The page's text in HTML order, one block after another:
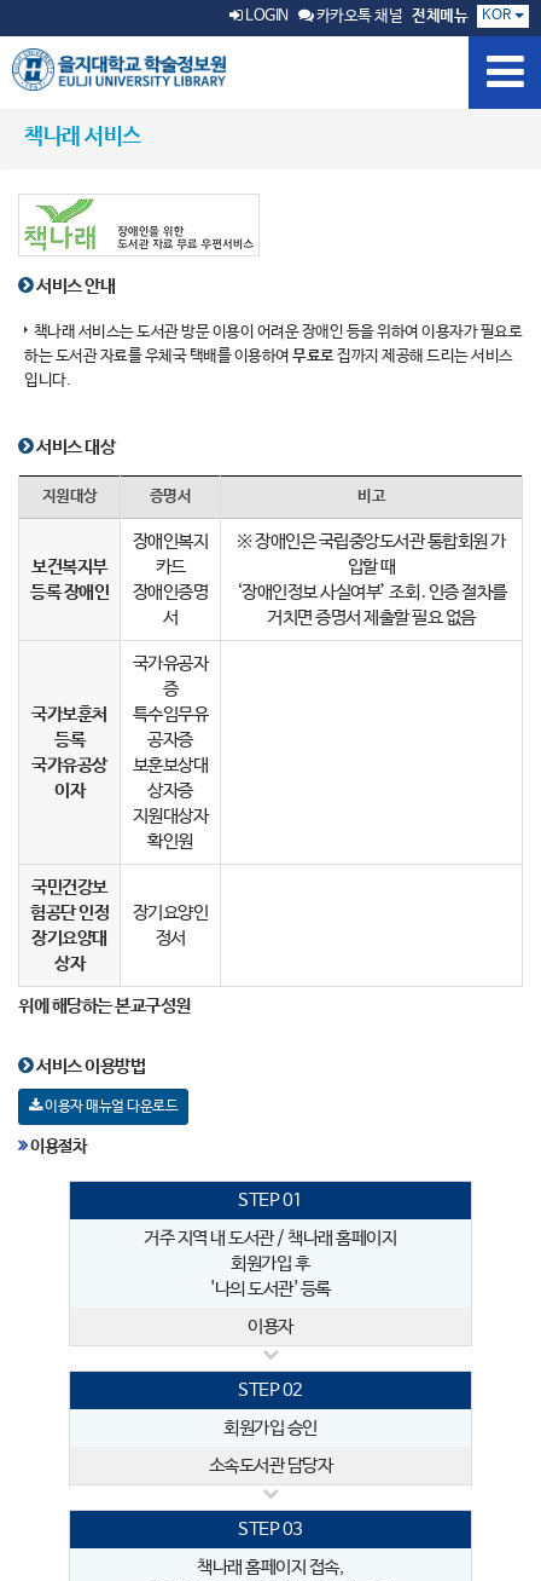
LOGIN 카카오톡 채널 전체메뉴 KOR
책나래 서비스
서비스 안내
책나래 서비스는 도서관 방문 이용이 어려운 장애인 등을 위하여 이용자가 필요로
하는 도서관 자료를 우체국 택배를 이용하여 무료로집까지 제공해 드리는 서비스
입니다.
서비스 대상
지원대상 증명서 비고
보건복지부
등록 장애인
장애인복지
카드
장애인증명
서
※ 장애인은 국립중앙도서관 통합회원 가
입할 때
‘장애인정보 사실여부’ 조회․인증 절차를
거치면 증명서 제출할 필요 없음
국가보훈처
등록
국가유공상
이자
국가유공자
증
특수임무유
공자증
보훈보상대
상자증
지원대상자
확인원
국민건강보
험공단 인정
장기요양대
상자
장기요양인
정서
위에 해당하는 본교구성원
서비스 이용방법
이용자 매뉴얼 다운로드
이용절차
STEP 01
거주 지역 내 도서관 / 책나래 홈페이지
회원가입 후
'나의 도서관' 등록
이용자
STEP 02
회원가입 승인
소속도서관 담당자
STEP 03
책나래 홈페이지 접속,